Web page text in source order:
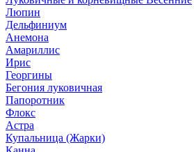
Люпин
Дельфиниум
Анемона
Амариллис
Ирис
Георгины
Бегония луковичная
Папоротник
Флокс
Астра
Купальница (Жарки)